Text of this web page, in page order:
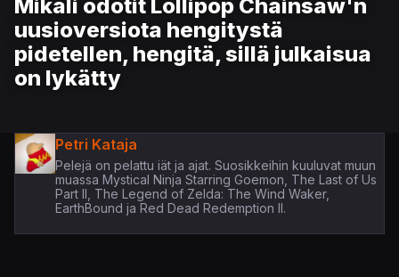
Mikäli odotit Lollipop Chainsaw'n
uusioversiota hengitystä
pidetellen, hengitä, sillä julkaisua
on lykätty
Petri Kataja
Pelejä on pelattu iät ja ajat. Suosikkeihin kuuluvat muun
muassa Mystical Ninja Starring Goemon, The Last of Us
Part II, The Legend of Zelda: The Wind Waker,
EarthBound ja Red Dead Redemption II.